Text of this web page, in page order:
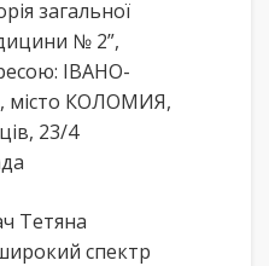
загальної
№ 2”,
ІВАНО-
місто КОЛОМИЯ,
23/4
Тетяна
спектр